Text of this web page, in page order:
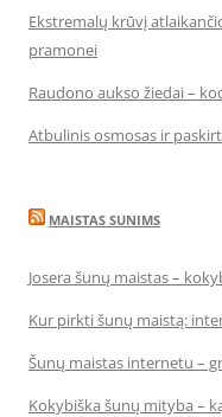
Ekstremalų krūvį
pramonei
Raudono aukso žiedai –
Atbulinis osmosas ir
MAISTAS SUNIMS
Josera šunų maistas –
Kur pirkti šunų maistą:
Šunų maistas internetu –
Kokybiška šunų mityba –